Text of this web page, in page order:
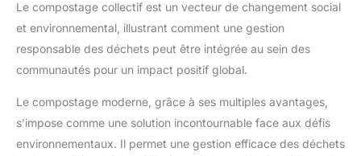
Le compostage collectif est un vecteur de changement social
et environnemental, illustrant comment une gestion
responsable des déchets peut être intégrée au sein des
communautés pour un impact positif global.
Le compostage moderne, grâce à ses multiples avantages,
s’impose comme une solution incontournable face aux défis
environnementaux. Il permet une gestion efficace des déchets